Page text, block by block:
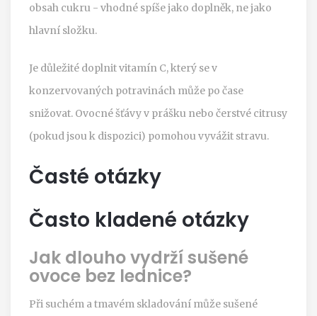
obsah cukru - vhodné spíše jako doplněk, ne jako
hlavní složku.
Je důležité doplnit vitamín C, který se v
konzervovaných potravinách může po čase
snižovat. Ovocné šťávy v prášku nebo čerstvé citrusy
(pokud jsou k dispozici) pomohou vyvážit stravu.
Časté otázky
Často kladené otázky
Jak dlouho vydrží sušené
ovoce bez lednice?
Při suchém a tmavém skladování může sušené